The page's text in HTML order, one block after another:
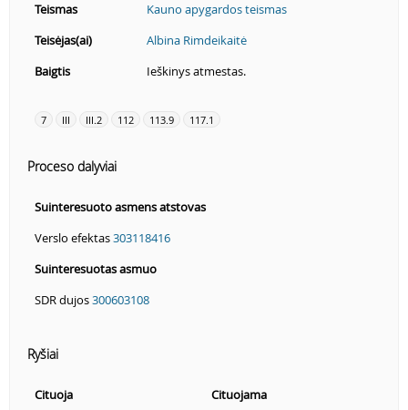
Teismas
Kauno apygardos teismas
Teisėjas(ai)
Albina Rimdeikaitė
Baigtis
Ieškinys atmestas.
7 III III.2 112 113.9 117.1
Proceso dalyviai
Suinteresuoto asmens atstovas
Verslo efektas303118416
Suinteresuotas asmuo
SDR dujos300603108
Ryšiai
Cituoja Cituojama